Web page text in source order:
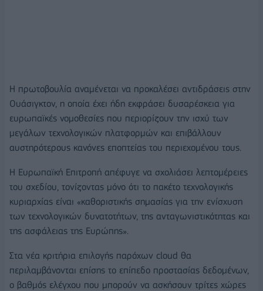
Η πρωτοβουλία αναμένεται να προκαλέσει αντιδράσεις στην
Ουάσιγκτον, η οποία έχει ήδη εκφράσει δυσαρέσκεια για
ευρωπαϊκές νομοθεσίες που περιορίζουν την ισχύ των
μεγάλων τεχνολογικών πλατφορμών και επιβάλλουν
αυστηρότερους κανόνες εποπτείας του περιεχομένου τους.
Η Ευρωπαϊκή Επιτροπή απέφυγε να σχολιάσει λεπτομέρειες
του σχεδίου, τονίζοντας μόνο ότι το πακέτο τεχνολογικής
κυριαρχίας είναι «καθοριστικής σημασίας για την ενίσχυση
των τεχνολογικών δυνατοτήτων, της ανταγωνιστικότητας και
της ασφάλειας της Ευρώπης».
Στα νέα κριτήρια επιλογής παρόχων cloud θα
περιλαμβάνονται επίσης το επίπεδο προστασίας δεδομένων,
ο βαθμός ελέγχου που μπορούν να ασκήσουν τρίτες χώρες